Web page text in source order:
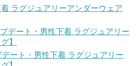
着 ラグジュアリーアンダーウェア
デート・男性下着 ラグジュアリー
】
デート・男性下着 ラグジュアリー